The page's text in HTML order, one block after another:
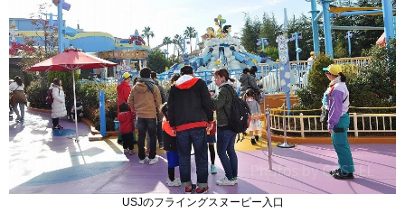
USJのフライングスヌーピー入口